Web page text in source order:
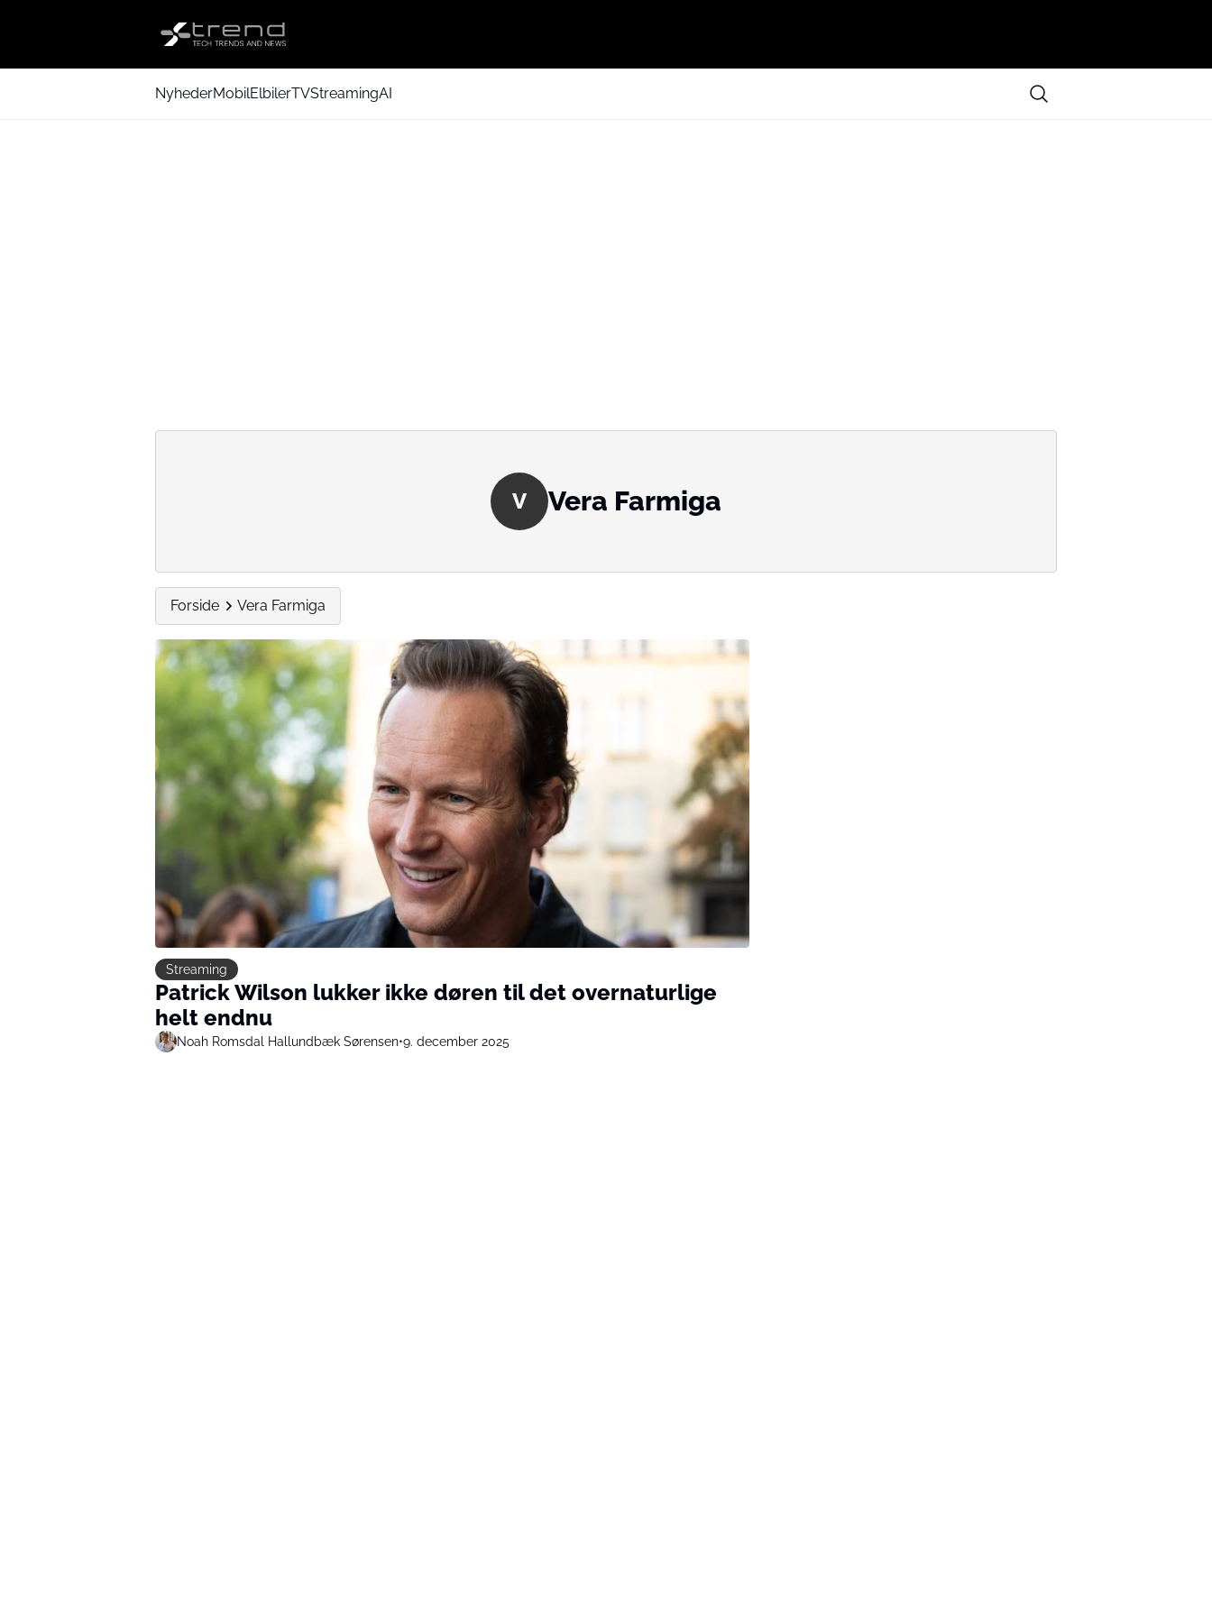
NyhederMobilElbilerTVStreamingAI
V Vera Farmiga
Forside Vera Farmiga
Streaming
Patrick Wilson lukker ikke døren til det overnaturlige
helt endnu
Noah Romsdal Hallundbæk Sørensen•9. december 2025